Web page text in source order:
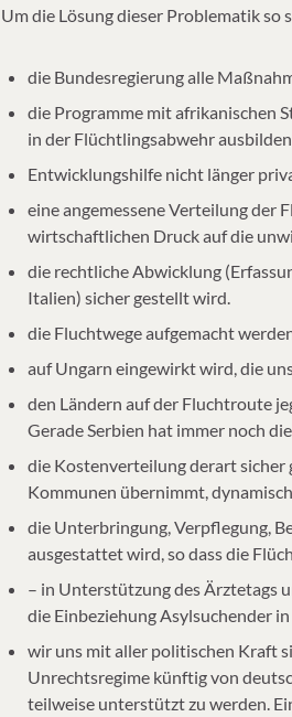
Um die Lösung dieser Problematik so
die Bundesregierung alle
die Programme mit afrikanischen
in der Flüchtlingsabwehr ausbilden.
Entwicklungshilfe nicht länger
eine angemessene Verteilung der
wirtschaftlichen Druck auf die
die rechtliche Abwicklung
Italien) sicher gestellt wird.
die Fluchtwege aufgemacht
auf Ungarn eingewirkt wird, die
den Ländern auf der Fluchtroute
Gerade Serbien hat immer noch
die Kostenverteilung derart sicher
Kommunen übernimmt,
die Unterbringung, Verpflegung,
ausgestattet wird, so dass die
– in Unterstützung des Ärztetags
die Einbeziehung Asylsuchender
wir uns mit aller politischen Kraft
Unrechtsregime künftig von
teilweise unterstützt zu werden.